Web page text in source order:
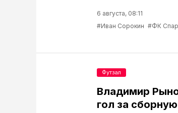
6 августа, 08:11
#Иван Сорокин #ФК
Владимир
гол за
Футзал